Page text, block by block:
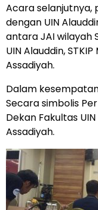
Acara selanjutnya,
dengan UIN
antara JAI wilayah
UIN Alauddin,
Assadiyah.
Dalam
Secara simbolis
Dekan Fakultas
Assadiyah.